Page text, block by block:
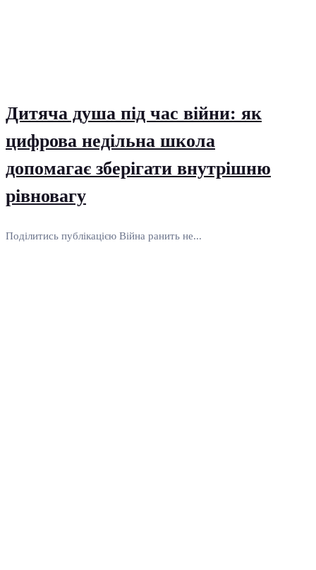
Дитяча душа під час війни: як
цифрова недільна школа
допомагає зберігати внутрішню
рівновагу
Поділитись публікацією Війна ранить не...